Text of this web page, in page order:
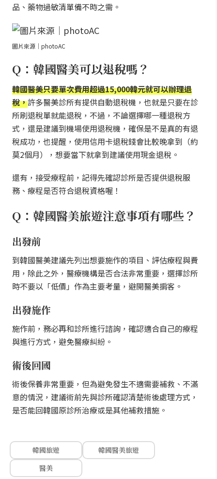
品、藥物過敏清單備不時之需。
圖片來源｜photoAC
Q：韓國醫美可以退稅嗎？
韓國醫美只要單次費用超過15,000韓元就可以辦理退
稅，許多醫美診所有提供自動退稅機，也就是只要在診
所刷退稅單就能退稅，不過，不論選擇哪一種退稅方
式，還是建議到機場使用退稅機，確保是不是真的有退
稅成功，也提醒，使用信用卡退稅錢會比較晚拿到（約
莫2個月），想要當下就拿到建議使用現金退稅。
還有，接受療程前，記得先確認診所是否提供退稅服
務、療程是否符合退稅資格喔！
Q：韓國醫美旅遊注意事項有哪些？
出發前
到韓國醫美建議先列出想要施作的項目、評估療程與費
用，除此之外，醫療機構是否合法非常重要，選擇診所
時不要以「低價」作為主要考量，避開醫美掮客。
出發施作
施作前，務必再和診所進行諮詢，確認適合自己的療程
與進行方式，避免醫療糾紛。
術後回國
術後保養非常重要，但為避免發生不適需要補救、不滿
意的情況，建議術前先與診所確認清楚術後處理方式，
是否能回韓國原診所治療或是其他補救措施。
韓國旅遊
韓國醫美旅遊
醫美